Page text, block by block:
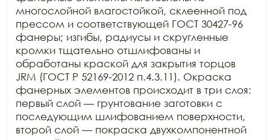
многослойной влагостойкой, склеенной под
прессом и соответствующей ГОСТ 30427-96
фанеры; изгибы, радиусы и скругленные
кромки тщательно отшлифованы и
обработаны краской для закрытия торцов
JRM (ГОСТ Р 52169-2012 п.4.3.11). Окраска
фанерных элементов происходит в три слоя:
первый слой — грунтование заготовки с
последующим шлифованием поверхности,
второй слой — покраска двухкомпонентной